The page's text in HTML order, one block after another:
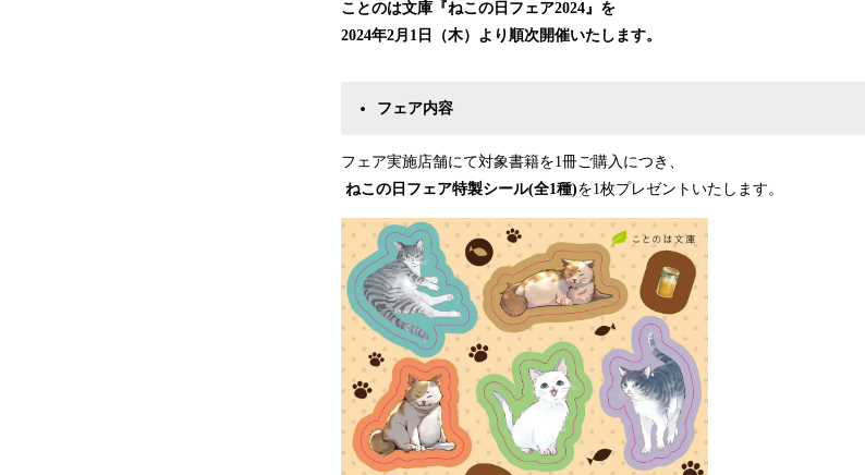
ことのは文庫『ねこの日フェア2024』を
2024年2月1日（木）より順次開催いたします。
フェア内容
フェア実施店舗にて対象書籍を1冊ご購入につき、
ねこの日フェア特製シール(全1種)を1枚プレゼントいたします。